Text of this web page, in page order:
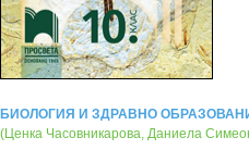
БИОЛОГИЯ И ЗДРАВНО
(Ценка Часовникарова, Даниела